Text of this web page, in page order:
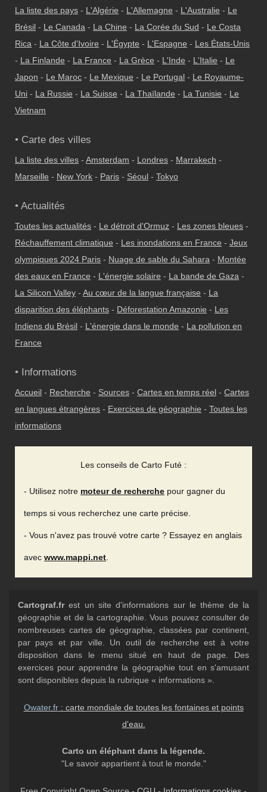
La liste des pays - L'Algérie - L'Allemagne - L'Australie - Le
Brésil - Le Canada - La Chine - La Corée du Sud - Le Costa
Rica - La Côte d'Ivoire - L'Égypte - L'Espagne - Les États-Unis
- La Finlande - La France - La Grèce - L'Inde - L'Italie - Le
Japon - Le Maroc - Le Mexique - Le Portugal - Le Royaume-
Uni - La Russie - La Suisse - La Thaïlande - La Tunisie - Le
Vietnam
• Carte des villes
La liste des villes - Amsterdam - Londres - Marrakech -
Marseille - New York - Paris - Séoul - Tokyo
• Actualités
Toutes les actualités - Le détroit d'Ormuz - Les zones bleues -
Réchauffement climatique - Les inondations en France - Jeux
olympiques 2024 Paris - Nuage de sable du Sahara - Montée
des eaux en France - L'énergie solaire - La bande de Gaza -
La Silicon Valley - Au cœur de la langue française - La
disparition des éléphants - Déforestation Amazonie - Les
Indiens du Brésil - L'énergie dans le monde - La pollution en
France
• Informations
Accueil - Recherche - Sources - Cartes en temps réel - Cartes
en langues étrangères - Exercices de géographie - Toutes les
informations
Les conseils de Carto Futé :
- Utilisez notre moteur de recherche pour gagner du
temps si vous recherchez une carte précise.
- Vous n'avez pas trouvé votre carte ? Essayez en anglais
avec www.mappi.net
Cartograf.frest un site d'informations sur le thème de la
géographie et de la cartographie. Vous pouvez consulter de
nombreuses cartes de géographie, classées par continent,
par pays et par ville. Un outil de recherche est à votre
disposition dans le menu situé en haut de page. Des
exercices pour apprendre la géographie tout en s'amusant
sont disponibles depuis la rubrique « informations ».
Owater.fr: carte mondiale de toutes les fontaines et points
d'eau.
Carto un éléphant dans la légende.
"Le savoir appartient à tout le monde."